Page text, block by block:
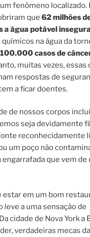
fenômeno localizado.
que 62 milhões
a água potável insegura
na água da
casos de
muitas vezes, essas
respostas de
a ficar doentes.
de nossos corpos
seja devidamente
reconhecidamente
um poço não
engarrafada que vem
estar em um bom
leve a uma sensação de
cidade de Nova York a
verdadeiras mecas